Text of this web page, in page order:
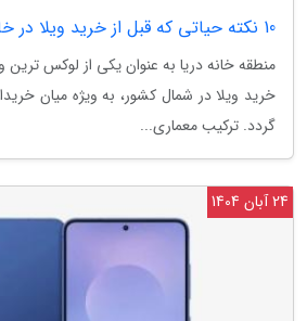
10 نکته حیاتی که قبل از خرید ویلا در خانه دریا باید بدانید
منطقه خانه دریا به عنوان یکی از لوکس
خرید ویلا در شمال کشور، به ویژه میان
گردد. ترکیب معماری...
24 آبان 1404